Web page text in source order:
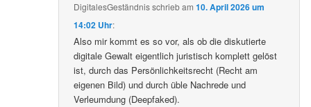
DigitalesGeständnisschriebam10. April 2026 um
14:02 Uhr:
Also mir kommt es so vor, als ob die diskutierte
digitale Gewalt eigentlich juristisch komplett gelöst
ist, durch das Persönlichkeitsrecht (Recht am
eigenen Bild) und durch üble Nachrede und
Verleumdung (Deepfaked).